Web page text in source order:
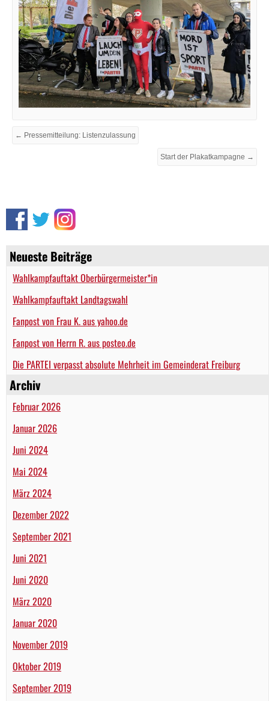
Neueste Beiträge
Wahlkampfauftakt Oberbürgermeister*in
Wahlkampfauftakt Landtagswahl
Fanpost von Frau K. aus yahoo.de
Fanpost von Herrn R. aus posteo.de
Die PARTEI verpasst absolute Mehrheit im Gemeinderat Freiburg
Archiv
Februar 2026
Januar 2026
Juni 2024
Mai 2024
März 2024
Dezember 2022
September 2021
Juni 2021
Juni 2020
März 2020
Januar 2020
November 2019
Oktober 2019
September 2019
← Pressemitteilung: Listenzulassung
Start der Plakatkampagne →